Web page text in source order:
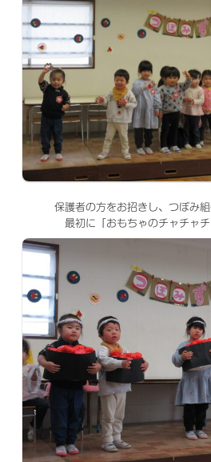
保護者の方をお招きし、つぼみ
最初に「おもちゃのチャチャチ